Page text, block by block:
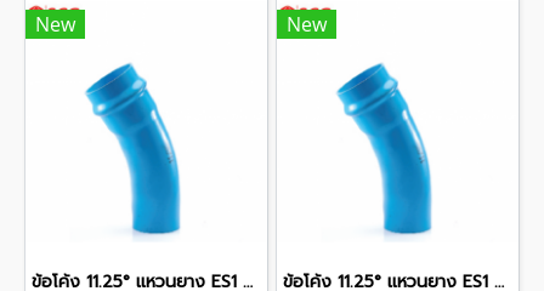
New
ข้อโค้ง 11.25° แหวนยาง ES1 SCG ขนาด 250 มม. (10 นิ้ว ) ชั้น 13.5
New
ข้อโค้ง 11.25° แหวนยาง ES1 SCG ขนาด 350 มม. (14 นิ้ว ) ชั้น 13.5